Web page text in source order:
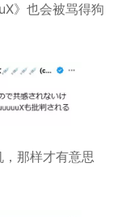
》也会被骂得狗
那样才有意思